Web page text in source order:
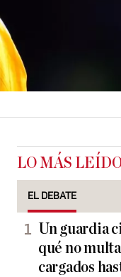
LO MÁS
EL DEBATE
Un guardia
qué no
cargados